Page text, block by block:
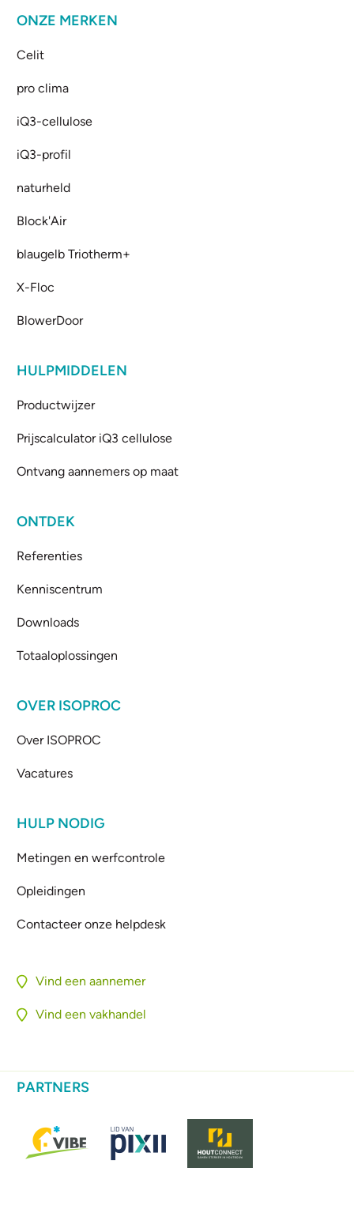
ONZE MERKEN
Celit
pro clima
iQ3-cellulose
iQ3-profil
naturheld
Block'Air
blaugelb Triotherm+
X-Floc
BlowerDoor
HULPMIDDELEN
Productwijzer
Prijscalculator iQ3 cellulose
Ontvang aannemers op maat
ONTDEK
Referenties
Kenniscentrum
Downloads
Totaaloplossingen
OVER ISOPROC
Over ISOPROC
Vacatures
HULP NODIG
Metingen en werfcontrole
Opleidingen
Contacteer onze helpdesk
Vind een aannemer
Vind een vakhandel
PARTNERS